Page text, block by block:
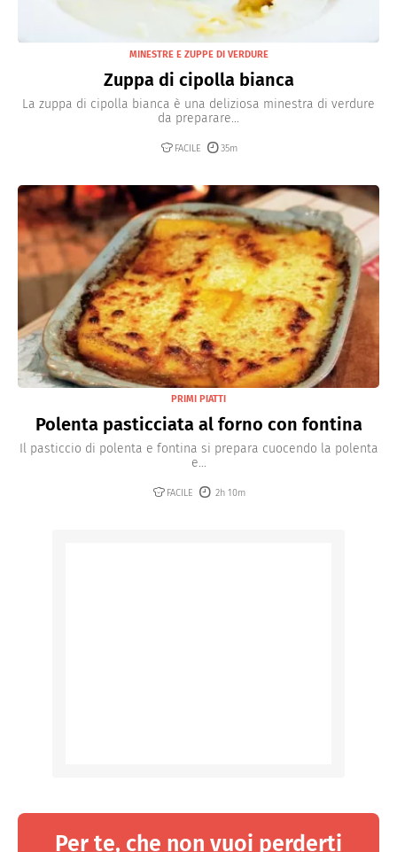
MINESTRE E ZUPPE DI VERDURE
Zuppa di cipolla bianca
La zuppa di cipolla bianca è una deliziosa minestra di verdure
da preparare...
FACILE 35m
PRIMI PIATTI
Polenta pasticciata al forno con fontina
Il pasticcio di polenta e fontina si prepara cuocendo la polenta
e...
FACILE 2h 10m
Per te, che non vuoi perderti